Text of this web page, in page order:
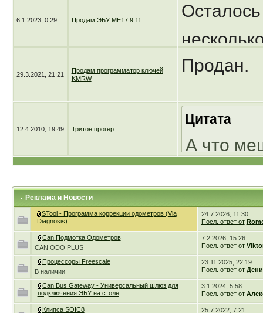
6.1.2023, 0:29 Продам ЭБУ ME17.9.11
Осталось
по 3500р.
29.3.2021, 21:21
Продам программатор ключей
KMRW
Продан.
12.4.2010, 19:49 Тритон прогер
Цитата
А что
серии
панельки
Реклама и Новости
STool - Программа коррекции одометров (Via
Diagnosis)
24.7.2026, 11:30
Посл. ответ от
Can Подмотка Одометров
CAN ODO PLUS
7.2.2026, 15:26
Посл. ответ от
Процессоры Freescale
В наличии
23.11.2025, 22:19
Посл. ответ от
Can Bus Gateway - Универсальный шлюз для
подключения ЭБУ на столе
3.1.2024, 5:58
Посл. ответ от
Клипса SOIC8
25.7.2022, 7:21